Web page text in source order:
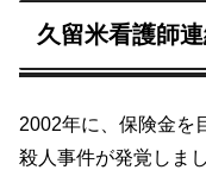
久留米看護師
2002年に、保険金を
殺人事件が発覚しまし